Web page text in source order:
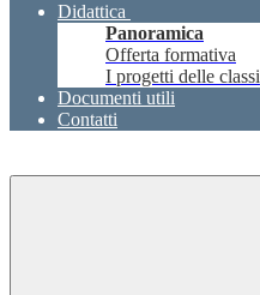
Didattica
Panoramica
Offerta formativa
I progetti delle classi
Documenti utili
Contatti